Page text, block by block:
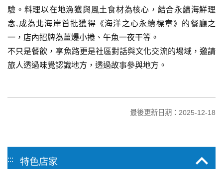
驗。料理以在地漁獲與風土食材為核心，結合永續海鮮理
念,成為北海岸首批獲得《海洋之心永續標章》的餐廳之
一，店內招牌為薑爆小捲、午魚一夜干等。
不只是餐飲，享魚路更是社區對話與文化交流的場域，邀請
旅人透過味覺認識地方，透過故事參與地方。
最後更新日期：2025-12-18
::: 特色店家